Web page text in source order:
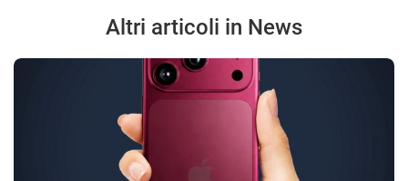
Altri articoli in News